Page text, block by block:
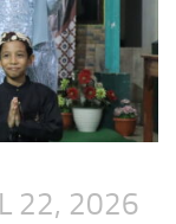
22, 2026